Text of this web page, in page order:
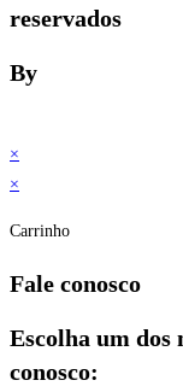
reservados
By
×
×
Carrinho
Fale conosco
Escolha um dos
conosco: